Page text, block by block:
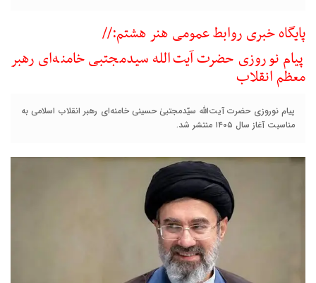
پایگاه خبری روابط عمومی هنر هشتم://
پیام نوروزی حضرت آیت‌الله سیدمجتبی خامنه‌ای رهبر
معظم انقلاب
پیام نوروزی حضرت آیت‌الله سیّدمجتبیٰ حسینی خامنه‌ای رهبر انقلاب اسلامی به
مناسبت آغاز سال ۱۴۰۵ منتشر شد.